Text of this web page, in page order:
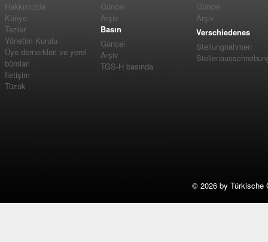
Hakkımızda
Künye
Tezler
Yönetim Kurulu
Üye dernerkleri ve yerel
büroları
İletişim
Tüzük
Güncel
Arşiv
Basın
Güncel
Arşiv
TGS-H basında
Güncel
Arşiv
Verschiedenes
Stellungnahmen
© 2026 by Türkische